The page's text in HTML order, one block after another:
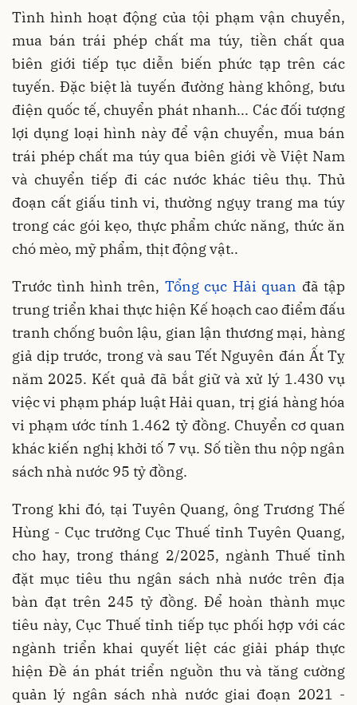
Tình hình hoạt động của tội phạm vận chuyển,
mua bán trái phép chất ma túy, tiền chất qua
biên giới tiếp tục diễn biến phức tạp trên các
tuyến. Đặc biệt là tuyến đường hàng không, bưu
điện quốc tế, chuyển phát nhanh... Các đối tượng
lợi dụng loại hình này để vận chuyển, mua bán
trái phép chất ma túy qua biên giới về Việt Nam
và chuyển tiếp đi các nước khác tiêu thụ. Thủ
đoạn cất giấu tinh vi, thường ngụy trang ma túy
trong các gói kẹo, thực phẩm chức năng, thức ăn
chó mèo, mỹ phẩm, thịt động vật..
Trước tình hình trên, Tổng cục Hải quan đã tập
trung triển khai thực hiện Kế hoạch cao điểm đấu
tranh chống buôn lậu, gian lận thương mại, hàng
giả dịp trước, trong và sau Tết Nguyên đán Ất Tỵ
năm 2025. Kết quả đã bắt giữ và xử lý 1.430 vụ
việc vi phạm pháp luật Hải quan, trị giá hàng hóa
vi phạm ước tính 1.462 tỷ đồng. Chuyển cơ quan
khác kiến nghị khởi tố 7 vụ. Số tiền thu nộp ngân
sách nhà nước 95 tỷ đồng.
Trong khi đó, tại Tuyên Quang, ông Trương Thế
Hùng - Cục trưởng Cục Thuế tỉnh Tuyên Quang,
cho hay, trong tháng 2/2025, ngành Thuế tỉnh
đặt mục tiêu thu ngân sách nhà nước trên địa
bàn đạt trên 245 tỷ đồng. Để hoàn thành mục
tiêu này, Cục Thuế tỉnh tiếp tục phối hợp với các
ngành triển khai quyết liệt các giải pháp thực
hiện Đề án phát triển nguồn thu và tăng cường
quản lý ngân sách nhà nước giai đoạn 2021 -